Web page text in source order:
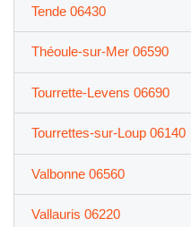
Tende 06430
Théoule-sur-Mer 06590
Tourrette-Levens 06690
Tourrettes-sur-Loup 06140
Valbonne 06560
Vallauris 06220